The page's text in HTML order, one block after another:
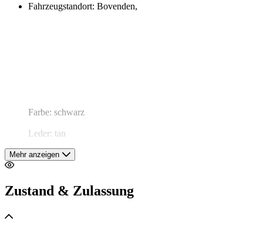
Fahrzeugstandort: Bovenden,
Farbe: schwarz
Leder: tan
Umfangreich und komplett restauriert im letzten Besitz
Mehr anzeigen
Zustand & Zulassung